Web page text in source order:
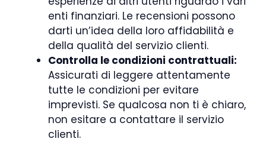
enti finanziari. Le recensioni possono
darti un’idea della loro affidabilità e
della qualità del servizio clienti.
Controlla le condizioni contrattuali:
Assicurati di leggere attentamente
tutte le condizioni per evitare
imprevisti. Se qualcosa non ti è chiaro,
non esitare a contattare il servizio
clienti.